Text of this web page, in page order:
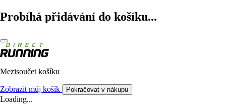
Probíhá přidávání do košíku...
Mezisoučet košíku
Zobrazit můj košík Pokračovat v nákupu
Loading...